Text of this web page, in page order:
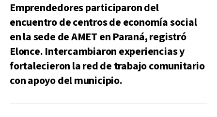
Emprendedores participaron del
encuentro de centros de economía social
en la sede de AMET en Paraná, registró
Elonce. Intercambiaron experiencias y
fortalecieron la red de trabajo comunitario
con apoyo del municipio.